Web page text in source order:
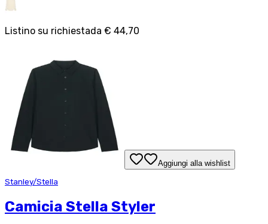
Listino su richiestada € 44,70
Aggiungi alla wishlist
Stanley/Stella
Camicia Stella Styler